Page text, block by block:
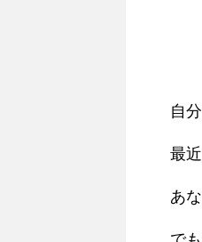
自
最
あ